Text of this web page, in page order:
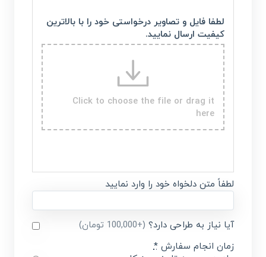
لطفا فایل و تصاویر درخواستی خود را با بالاترین
کیفیت ارسال نمایید.
Click to choose the file or drag it
here
لطفاً متن دلخواه خود را وارد نمایید
آیا نیاز به طراحی دارد؟ (+100,000 تومان)
زمان انجام سفارش *